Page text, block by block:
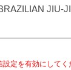
JIU-
定を有効にしてく